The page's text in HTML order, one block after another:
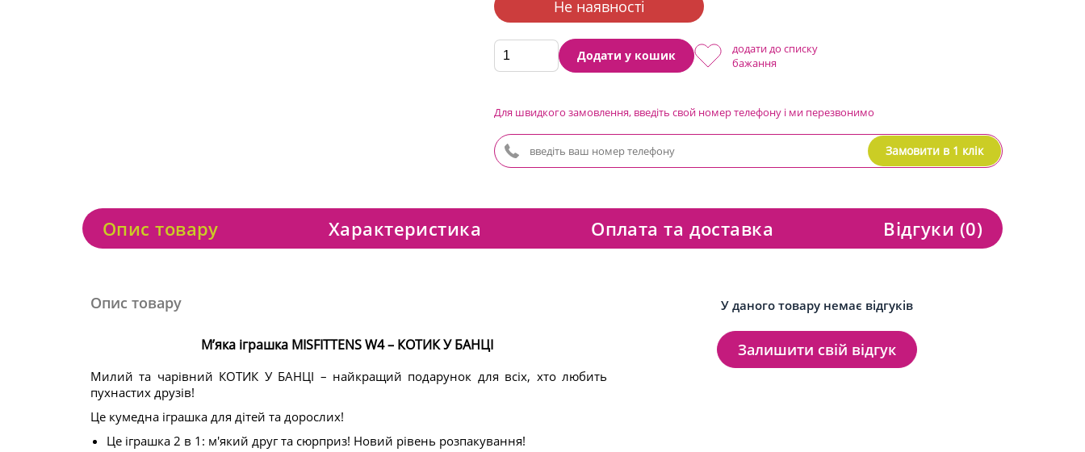
Не наявності
Додати у кошик
додати до списку
бажання
Для швидкого замовлення, введіть свой номер телефону і ми перезвонимо
Замовити в 1 клік
Опис товару Характеристика Оплата та доставка Відгуки (0)
Опис товару
М’яка іграшка MISFITTENS W4 – КОТИК У БАНЦІ
Милий та чарівний КОТИК У БАНЦІ – найкращий подарунок для всіх, хто любить
пухнастих друзів!
Це кумедна іграшка для дітей та дорослих!
Це іграшка 2 в 1: м'який друг та сюрприз! Новий рівень розпакування!
У даного товару немає відгуків
Залишити свій відгук